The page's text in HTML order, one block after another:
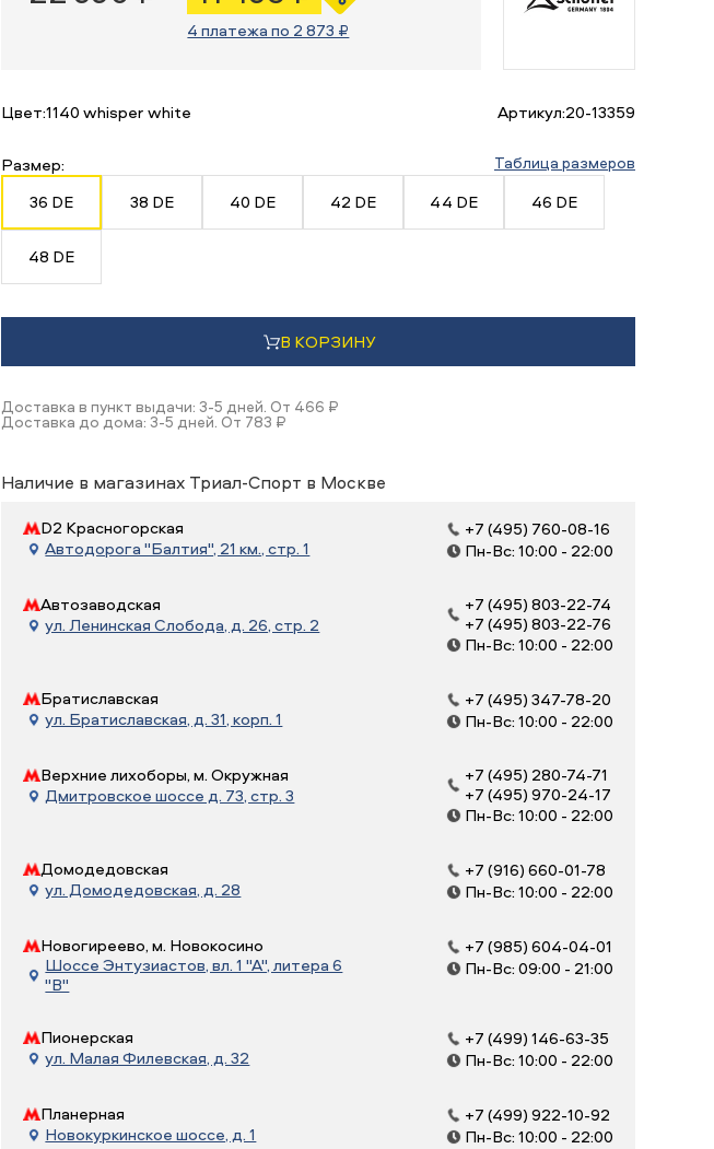
4 платежа по 2 873 ₽
Цвет:1140 whisper white Артикул:20-13359
Размер: Таблица размеров
36 DE 38 DE 40 DE 42 DE 44 DE 46 DE
48 DE
В КОРЗИНУ
Доставка в пункт выдачи: 3-5 дней. От 466 ₽
Доставка до дома: 3-5 дней. От 783 ₽
Наличие в магазинах Триал-Спорт в Москве
D2 Красногорская
Автодорога "Балтия", 21 км., стр. 1
+7 (495) 760-08-16
Пн-Вс: 10:00 - 22:00
Автозаводская
ул. Ленинская Слобода, д. 26, стр. 2
+7 (495) 803-22-74
+7 (495) 803-22-76
Пн-Вс: 10:00 - 22:00
Братиславская
ул. Братиславская, д. 31, корп. 1
+7 (495) 347-78-20
Пн-Вс: 10:00 - 22:00
Верхние лихоборы, м. Окружная
Дмитровское шоссе д. 73, стр. 3
+7 (495) 280-74-71
+7 (495) 970-24-17
Пн-Вс: 10:00 - 22:00
Домодедовская
ул. Домодедовская, д. 28
+7 (916) 660-01-78
Пн-Вс: 10:00 - 22:00
Новогиреево, м. Новокосино
Шоссе Энтузиастов, вл. 1 "А", литера 6
"В"
+7 (985) 604-04-01
Пн-Вс: 09:00 - 21:00
Пионерская
ул. Малая Филевская, д. 32
+7 (499) 146-63-35
Пн-Вс: 10:00 - 22:00
Планерная
Новокуркинское шоссе, д. 1
+7 (499) 922-10-92
Пн-Вс: 10:00 - 22:00